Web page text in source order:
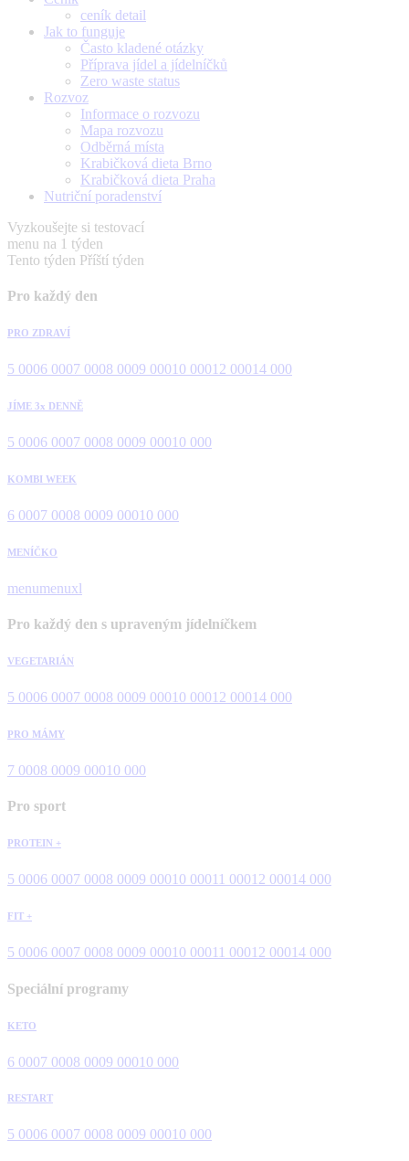
ceník detail
Jak to funguje
Často kladené otázky
Příprava jídel a jídelníčků
Zero waste status
Rozvoz
Informace o rozvozu
Mapa rozvozu
Odběrná místa
Krabičková dieta Brno
Krabičková dieta Praha
Nutriční poradenství
Vyzkoušejte si testovací
menu na 1 týden
Tento týden Příští týden
Pro každý den
PRO ZDRAVÍ
5 0006 0007 0008 0009 00010 00012 00014 000
JÍME 3x DENNĚ
5 0006 0007 0008 0009 00010 000
KOMBI WEEK
6 0007 0008 0009 00010 000
MENÍČKO
menumenuxl
Pro každý den s upraveným jídelníčkem
VEGETARIÁN
5 0006 0007 0008 0009 00010 00012 00014 000
PRO MÁMY
7 0008 0009 00010 000
Pro sport
PROTEIN +
5 0006 0007 0008 0009 00010 00011 00012 00014 000
FIT +
5 0006 0007 0008 0009 00010 00011 00012 00014 000
Speciální programy
KETO
6 0007 0008 0009 00010 000
RESTART
5 0006 0007 0008 0009 00010 000